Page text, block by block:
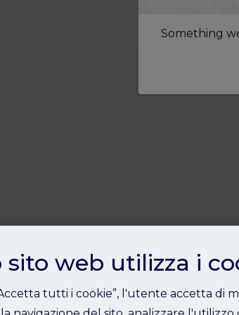
Something
sito web utilizza i
tutti i cookie”, l'utente accetta di